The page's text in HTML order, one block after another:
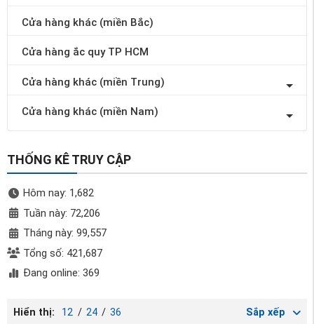
Cửa hàng khác (miền Bắc)
Cửa hàng ắc quy TP HCM
Cửa hàng khác (miền Trung)
Cửa hàng khác (miền Nam)
THỐNG KÊ TRUY CẬP
Hôm nay: 1,682
Tuần này: 72,206
Tháng này: 99,557
Tổng số: 421,687
Đang online: 369
Hiển thị: 12 / 24 / 36 Sắp xếp